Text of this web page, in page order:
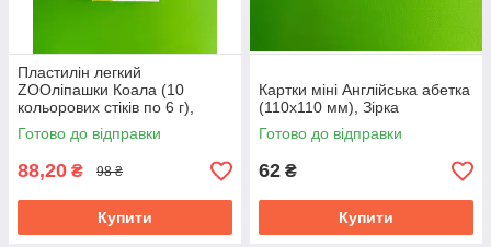
Пластилін легкий
ZOOліпашки Коала (10
кольорових стіків по 6 г),
Зірка
Готово до відправки
88,20 ₴ 98 ₴
Купити
Картки міні Англійська абетка
(110х110 мм), Зірка
Готово до відправки
62 ₴
Купити